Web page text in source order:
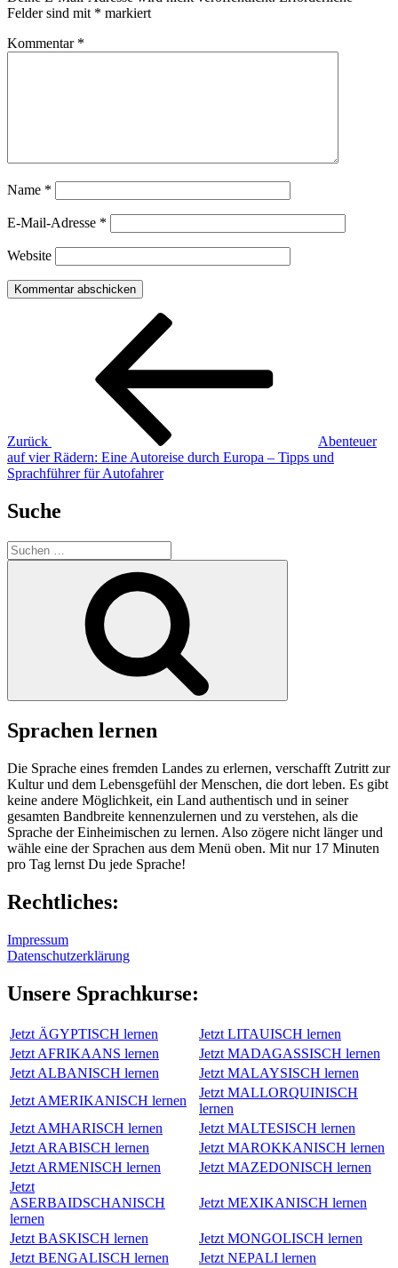
Felder sind mit * markiert
Kommentar *
Name *
E-Mail-Adresse *
Website
Beitragsnavigation
Zurück
Abenteuer
auf vier Rädern: Eine Autoreise durch Europa – Tipps und
Sprachführer für Autofahrer
Suche
Suchen
nach:
Sprachen lernen
Die Sprache eines fremden Landes zu erlernen, verschafft Zutritt zur
Kultur und dem Lebensgefühl der Menschen, die dort leben. Es gibt
keine andere Möglichkeit, ein Land authentisch und in seiner
gesamten Bandbreite kennenzulernen und zu verstehen, als die
Sprache der Einheimischen zu lernen. Also zögere nicht länger und
wähle eine der Sprachen aus dem Menü oben. Mit nur 17 Minuten
pro Tag lernst Du jede Sprache!
Rechtliches:
Impressum
Datenschutzerklärung
Unsere Sprachkurse:
Jetzt ÄGYPTISCH lernen
Jetzt LITAUISCH lernen
Jetzt AFRIKAANS lernen
Jetzt MADAGASSISCH lernen
Jetzt ALBANISCH lernen
Jetzt MALAYSISCH lernen
Jetzt AMERIKANISCH lernen
Jetzt MALLORQUINISCH
lernen
Jetzt AMHARISCH lernen
Jetzt MALTESISCH lernen
Jetzt ARABISCH lernen
Jetzt MAROKKANISCH lernen
Jetzt ARMENISCH lernen
Jetzt MAZEDONISCH lernen
Jetzt
ASERBAIDSCHANISCH
lernen
Jetzt MEXIKANISCH lernen
Jetzt BASKISCH lernen
Jetzt MONGOLISCH lernen
Jetzt BENGALISCH lernen
Jetzt NEPALI lernen